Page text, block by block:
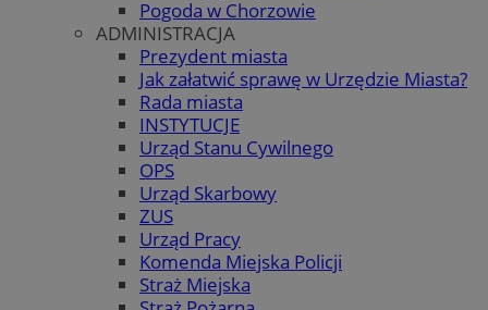
Pogoda w Chorzowie
ADMINISTRACJA
Prezydent miasta
Jak załatwić sprawę w Urzędzie Miasta?
Rada miasta
INSTYTUCJE
Urząd Stanu Cywilnego
OPS
Urząd Skarbowy
ZUS
Urząd Pracy
Komenda Miejska Policji
Straż Miejska